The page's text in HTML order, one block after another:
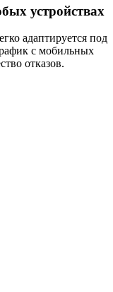
устройствах
адаптируется под
с мобильных
отказов.